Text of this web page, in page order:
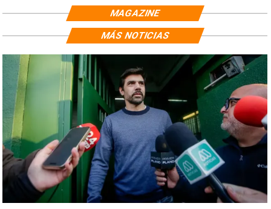
MAGAZINE
MÁS NOTICIAS